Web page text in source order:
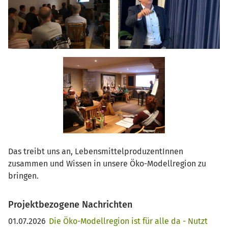
Das treibt uns an, LebensmittelproduzentInnen
zusammen und Wissen in unsere Öko-Modellregion zu
bringen.
Projektbezogene Nachrichten
01.07.2026 Die Öko-Modellregion ist für alle da - Nutzt